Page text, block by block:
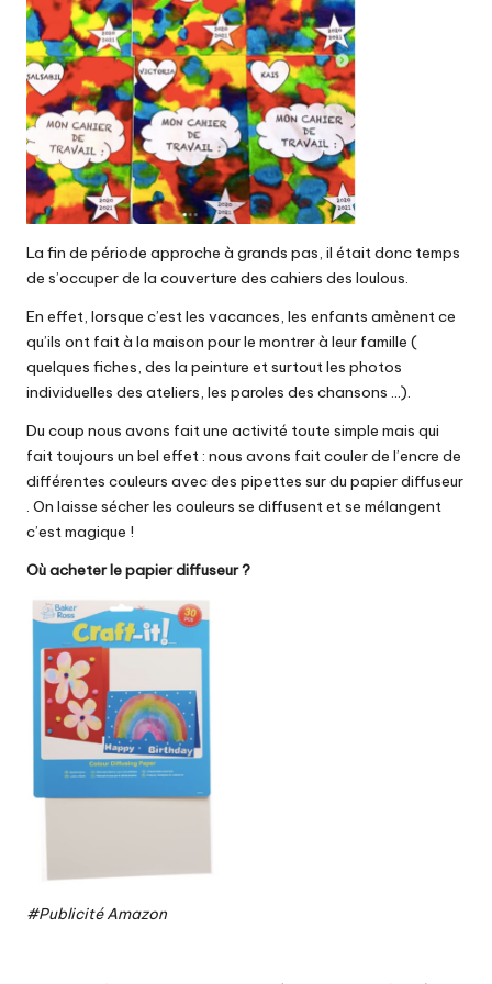
La fin de période approche à grands pas, il était donc temps
de s’occuper de la couverture des cahiers des loulous.
En effet, lorsque c’est les vacances, les enfants amènent ce
qu’ils ont fait à la maison pour le montrer à leur famille (
quelques fiches, des la peinture et surtout les photos
individuelles des ateliers, les paroles des chansons …).
Du coup nous avons fait une activité toute simple mais qui
fait toujours un bel effet : nous avons fait couler de l’encre de
différentes couleurs avec des pipettes sur du papier diffuseur
. On laisse sécher les couleurs se diffusent et se mélangent
c’est magique !
Où acheter le papier diffuseur ?
#Publicité Amazon